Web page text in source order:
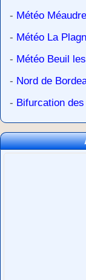
- Météo
- Météo La
- Météo Beuil
- Nord de
- Bifurcation